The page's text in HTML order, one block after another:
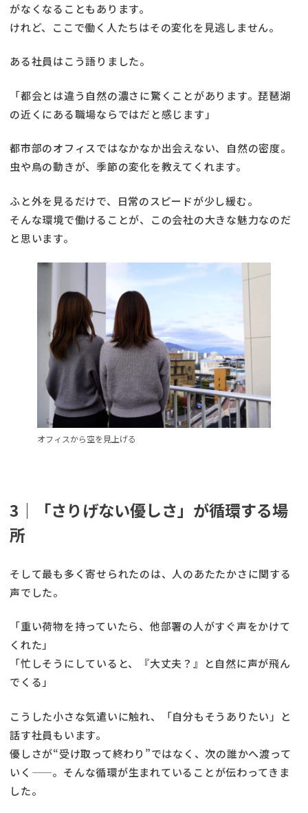
がなくなることもあります。
けれど、ここで働く人たちはその変化を見逃しません。
ある社員はこう語りました。
「都会とは違う自然の濃さに驚くことがあります。琵琶湖
の近くにある職場ならではだと感じます」
都市部のオフィスではなかなか出会えない、自然の密度。
虫や鳥の動きが、季節の変化を教えてくれます。
ふと外を見るだけで、日常のスピードが少し緩む。
そんな環境で働けることが、この会社の大きな魅力なのだ
と思います。
オフィスから空を見上げる
3｜「さりげない優しさ」が循環する場
所
そして最も多く寄せられたのは、人のあたたかさに関する
声でした。
「重い荷物を持っていたら、他部署の人がすぐ声をかけて
くれた」
「忙しそうにしていると、『大丈夫？』と自然に声が飛ん
でくる」
こうした小さな気遣いに触れ、「自分もそうありたい」と
話す社員もいます。
優しさが“受け取って終わり”ではなく、次の誰かへ渡って
いく——。そんな循環が生まれていることが伝わってきま
した。